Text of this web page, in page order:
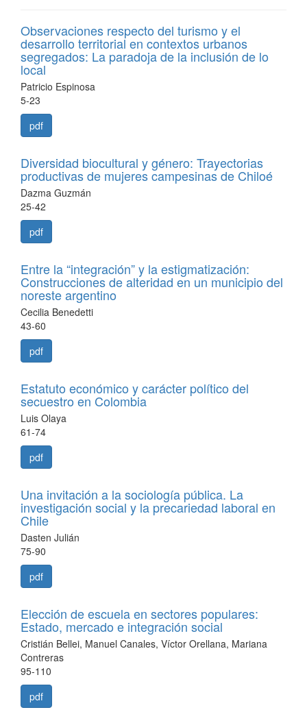
Observaciones respecto del turismo y el
desarrollo territorial en contextos urbanos
segregados: La paradoja de la inclusión de lo
local
Patricio Espinosa
5-23
pdf
Diversidad biocultural y género: Trayectorias
productivas de mujeres campesinas de Chiloé
Dazma Guzmán
25-42
pdf
Entre la “integración” y la estigmatización:
Construcciones de alteridad en un municipio del
noreste argentino
Cecilia Benedetti
43-60
pdf
Estatuto económico y carácter político del
secuestro en Colombia
Luis Olaya
61-74
pdf
Una invitación a la sociología pública. La
investigación social y la precariedad laboral en
Chile
Dasten Julián
75-90
pdf
Elección de escuela en sectores populares:
Estado, mercado e integración social
Cristián Bellei, Manuel Canales, Víctor Orellana, Mariana
Contreras
95-110
pdf